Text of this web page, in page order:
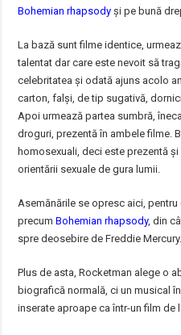
Bohemian rhapsody și pe bună
La bază sunt filme identice,
talentat dar care este nevoit să
celebritatea și odată ajuns acolo
carton, falși, de tip sugativă,
Apoi urmează partea sumbră,
droguri, prezentă în ambele filme.
homosexuali, deci este prezentă
orientării sexuale de gura lumii.
Asemănările se opresc aici,
precumBohemian rhapsody, din
spre deosebire de Freddie Mercury.
Plus de asta, Rocketman alege o
biografică normală, ci un musical
inserate aproape ca într-un film de